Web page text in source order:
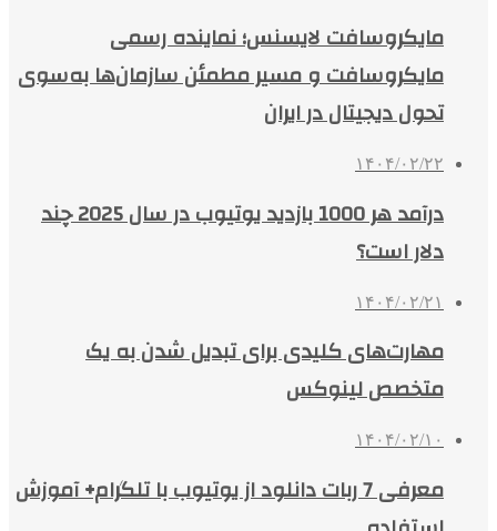
مایکروسافت لایسنس؛ نماینده رسمی
مایکروسافت و مسیر مطمئن سازمان‌ها به‌سوی
تحول دیجیتال در ایران
۱۴۰۴/۰۲/۲۲
درآمد هر 1000 بازدید یوتیوب در سال 2025 چند
دلار است؟
۱۴۰۴/۰۲/۲۱
مهارت‌های کلیدی برای تبدیل شدن به یک
متخصص لینوکس
۱۴۰۴/۰۲/۱۰
معرفی 7 ربات دانلود از یوتیوب با تلگرام+ آموزش